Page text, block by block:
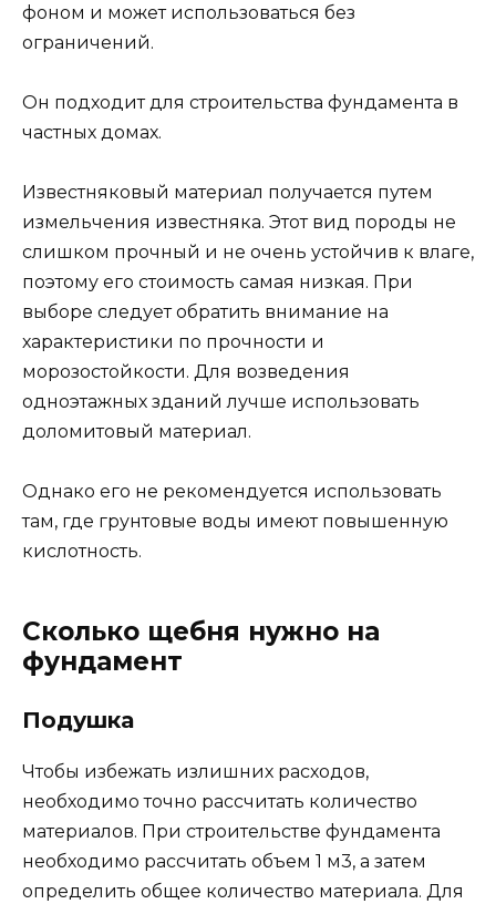
фоном и может использоваться без
ограничений.
Он подходит для строительства фундамента в
частных домах.
Известняковый материал получается путем
измельчения известняка. Этот вид породы не
слишком прочный и не очень устойчив к влаге,
поэтому его стоимость самая низкая. При
выборе следует обратить внимание на
характеристики по прочности и
морозостойкости. Для возведения
одноэтажных зданий лучше использовать
доломитовый материал.
Однако его не рекомендуется использовать
там, где грунтовые воды имеют повышенную
кислотность.
Сколько щебня нужно на
фундамент
Подушка
Чтобы избежать излишних расходов,
необходимо точно рассчитать количество
материалов. При строительстве фундамента
необходимо рассчитать объем 1 м3, а затем
определить общее количество материала. Для